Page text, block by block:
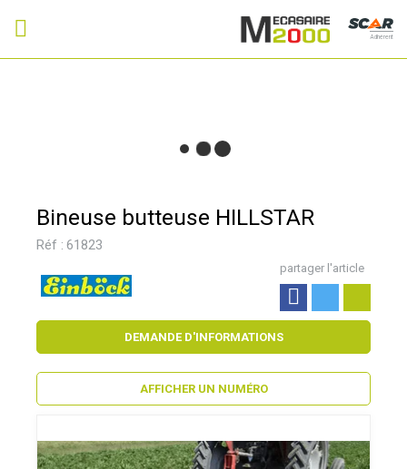
Adhérent
Bineuse butteuse HILLSTAR
Réf : 61823
partager l'article
DEMANDE D'INFORMATIONS
AFFICHER UN NUMÉRO